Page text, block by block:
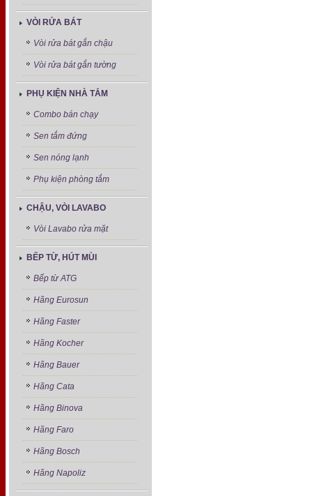
VÒI RỬA BÁT
Vòi rửa bát gắn chậu
Vòi rửa bát gắn tường
PHỤ KIỆN NHÀ TẮM
Combo bán chạy
Sen tắm đứng
Sen nóng lạnh
Phụ kiện phòng tắm
CHẬU, VÒI LAVABO
Vòi Lavabo rửa mặt
BẾP TỪ, HÚT MÙI
Bếp từ ATG
Hãng Eurosun
Hãng Faster
Hãng Kocher
Hãng Bauer
Hãng Cata
Hãng Binova
Hãng Faro
Hãng Bosch
Hãng Napoliz